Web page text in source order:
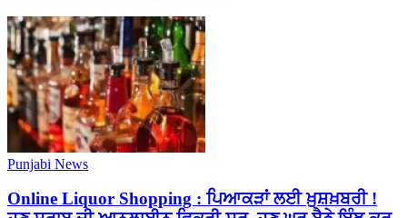
Punjabi News
Online Liquor Shopping : ਪਿਆਕੜਾਂ ਲਈ ਖ਼ੁਸ਼ਖ਼ਬਰੀ !